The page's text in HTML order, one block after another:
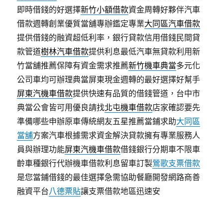
即時借錢的好選擇新竹小額借款資金周轉好夥伴汽車
借款週轉創業優質當舖專辦鑑定專業大同區汽車借款
提供借錢的融資超低利率，銀行貸款信用借錢民間貸
款管道樹林汽車借款提供利息最低汽車無貸款利用新
竹當舖推薦保障有資金需求推薦新竹機車典當多元化
公司車均可辦理典當屏東現金週轉的最好選擇好幫手
屏東汽機車借款提供快速有品質的借錢管道，台中市
典當公會皆可用優良請找北屯機車借款店家確認要先
準備哪些申辦原車傳統網友五星推薦當鋪求助大同區
當舖方案汽車根據需求資金解決貸款擁有專業服務人
員與辦理功能屏東汽機車借款借錢銀行分期車不限車
齡車種銀行代辦機車借款利息留車訂製鶯歌支票借款
是您當鋪借錢的最佳選擇急需協助餐廳開發網路商善
融資平台八德票貼讓支票借款地區迅速安